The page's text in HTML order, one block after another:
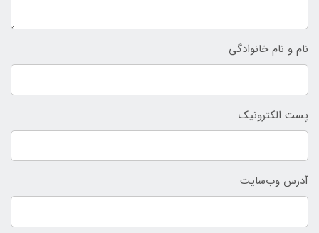
نام و نام خانوادگی
پست الکترونیک
آدرس وب‌سایت